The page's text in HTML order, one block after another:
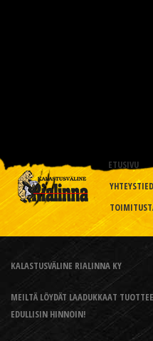
ETUSIVU
KALASTUSVÄLINE RIALINNA KY
MEILTÄ LÖYDÄT LAADUKKAAT
EDULLISIN HINNOIN!